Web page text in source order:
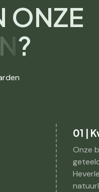
ONZE
?
01 |
Onze